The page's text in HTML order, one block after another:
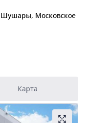
Шушары, Московское
Карта